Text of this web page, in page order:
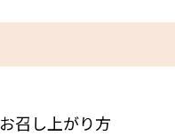
お召し上がり方